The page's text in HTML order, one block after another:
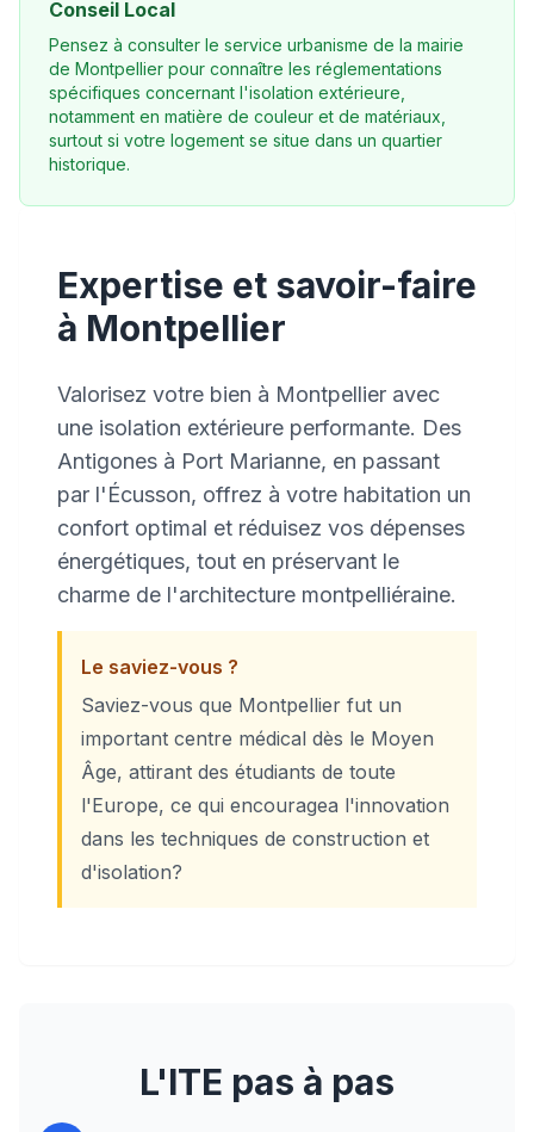
Expertise et savoir-faire
à Montpellier
Valorisez votre bien à Montpellier avec
une isolation extérieure performante. Des
Antigones à Port Marianne, en passant
par l'Écusson, offrez à votre habitation un
confort optimal et réduisez vos dépenses
énergétiques, tout en préservant le
charme de l'architecture montpelliéraine.
Le saviez-vous ?
Saviez-vous que Montpellier fut un
important centre médical dès le Moyen
Âge, attirant des étudiants de toute
l'Europe, ce qui encouragea l'innovation
dans les techniques de construction et
d'isolation?
L'ITE pas à pas
Conseil Local
Pensez à consulter le service urbanisme de la mairie
de Montpellier pour connaître les réglementations
spécifiques concernant l'isolation extérieure,
notamment en matière de couleur et de matériaux,
surtout si votre logement se situe dans un quartier
historique.